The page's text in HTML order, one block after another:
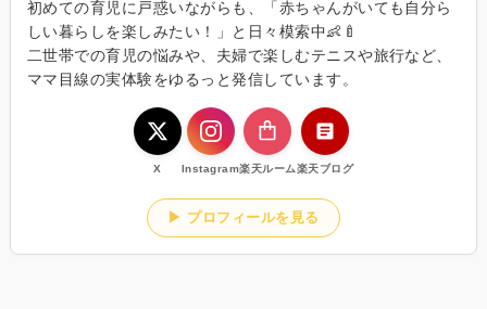
初めての育児に戸惑いながらも、「赤ちゃんがいても自分ら
しい暮らしを楽しみたい！」と日々模索中👶🍼
二世帯での育児の悩みや、夫婦で楽しむテニスや旅行など、
ママ目線の実体験をゆるっと発信しています。
X Instagram楽天ルーム楽天ブログ
▶ プロフィールを見る